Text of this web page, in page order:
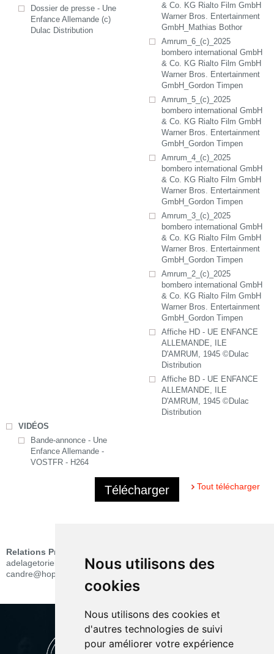
Nous utilisons des
cookies
Nous utilisons des cookies et
d'autres technologies de suivi
pour améliorer votre expérience
Dossier de presse - Une
Enfance Allemande (c)
Dulac Distribution
& Co. KG Rialto Film GmbH
Warner Bros. Entertainment
GmbH_Mathias Bothor
Amrum_6_(c)_2025
bombero international GmbH
& Co. KG Rialto Film GmbH
Warner Bros. Entertainment
GmbH_Gordon Timpen
Amrum_5_(c)_2025
bombero international GmbH
& Co. KG Rialto Film GmbH
Warner Bros. Entertainment
GmbH_Gordon Timpen
Amrum_4_(c)_2025
bombero international GmbH
& Co. KG Rialto Film GmbH
Warner Bros. Entertainment
GmbH_Gordon Timpen
Amrum_3_(c)_2025
bombero international GmbH
& Co. KG Rialto Film GmbH
Warner Bros. Entertainment
GmbH_Gordon Timpen
Amrum_2_(c)_2025
bombero international GmbH
& Co. KG Rialto Film GmbH
Warner Bros. Entertainment
GmbH_Gordon Timpen
Affiche HD - UE ENFANCE
ALLEMANDE, ILE
D'AMRUM, 1945 ©Dulac
Distribution
Affiche BD - UE ENFANCE
ALLEMANDE, ILE
D'AMRUM, 1945 ©Dulac
Distribution
VIDÉOS
Bande-annonce - Une
Enfance Allemande -
VOSTFR - H264
Télécharger Tout télécharger
Relations Presse :
adelagetoriel@hopscotchcinema.fr & André Clarisse
candre@hopscotchcinema.fr